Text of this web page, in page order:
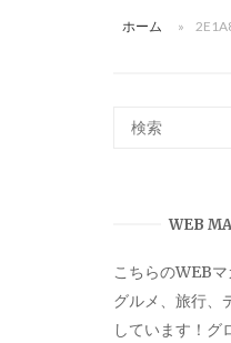
ホーム »
WEB
こちらのWEB
グルメ、旅行、
しています！グ